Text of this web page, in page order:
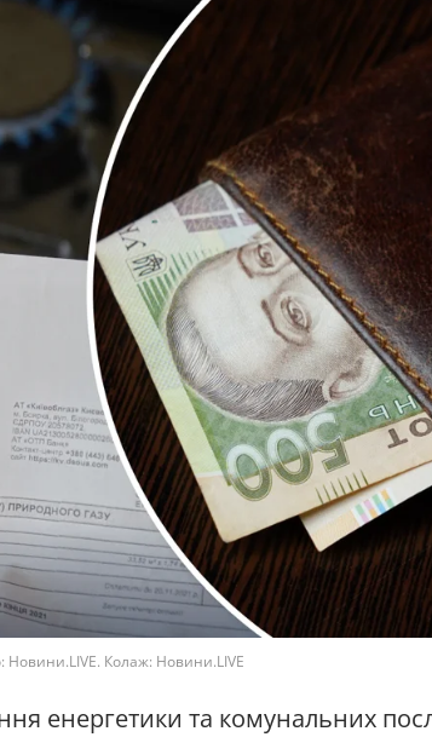
Новини.LIVE. Колаж: Новини.LIVE
енергетики та комунальних